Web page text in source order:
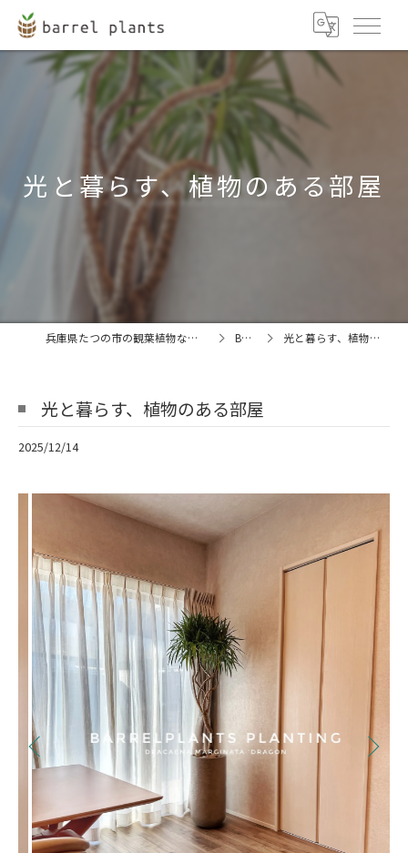
光と暮らす、植物のある部屋
兵庫県たつの市の観葉植物ならbarrel plants BLOG 光と暮らす、植物のある部屋
光と暮らす、植物のある部屋
2025/12/14